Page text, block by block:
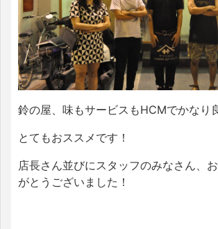
鈴の屋、味もサービスもHCMでかなり
とてもおススメです！
店長さん並びにスタッフのみなさん、
がとうございました！